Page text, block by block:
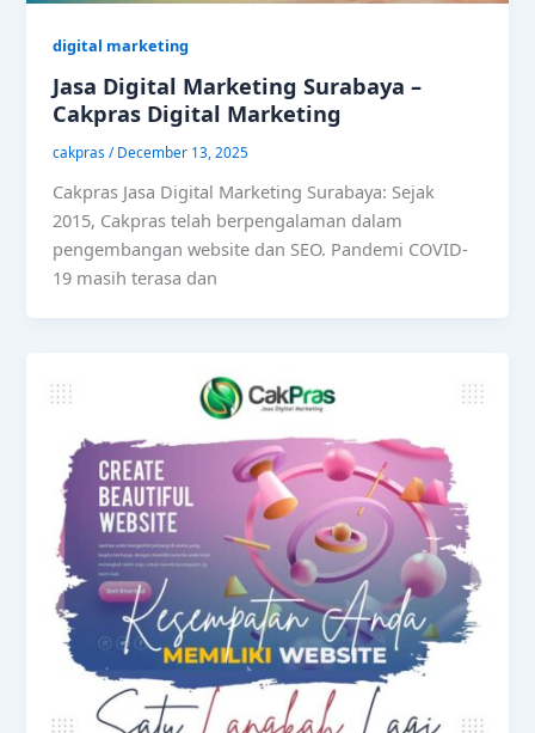
digital marketing
Jasa Digital Marketing Surabaya –
Cakpras Digital Marketing
cakpras/December 13, 2025
Cakpras Jasa Digital Marketing Surabaya: Sejak
2015, Cakpras telah berpengalaman dalam
pengembangan website dan SEO. Pandemi COVID-
19 masih terasa dan